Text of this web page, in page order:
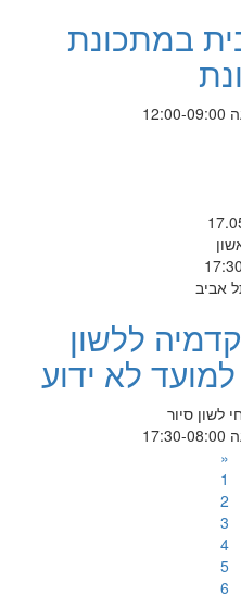
במתכונת
אביב
ללשון
לא ידוע
לשון סיור
«
1
2
3
4
5
6